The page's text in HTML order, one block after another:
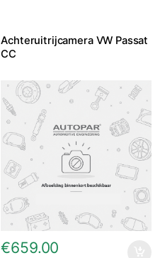
Achteruitrijcamera VW Passat
CC
€659.00